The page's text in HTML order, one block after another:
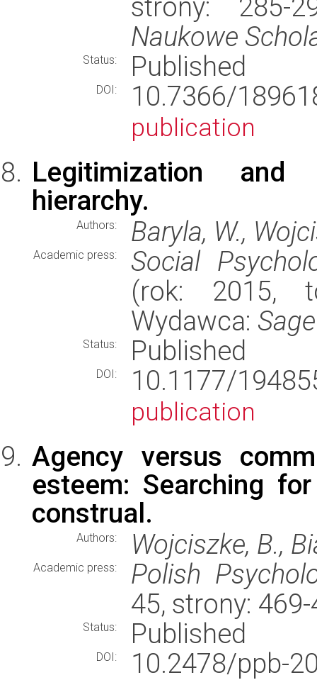
strony: 285-
Naukowe
Status: Published
DOI: 10.7366/
publication
Legitimization
hierarchy.
Authors: Baryla, W.,
Academic press:
Social
(rok: 2015,
Wydawca: Sage
Status: Published
DOI: 10.1177/
publication
Agency versus
esteem: Searching
construal.
Authors: Wojciszke, B.,
Academic press:
Polish
45, strony:
Status: Published
DOI:
10.2478/ppb-